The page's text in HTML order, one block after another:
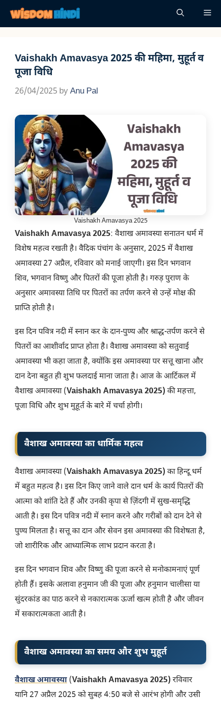
content
Vaishakh Amavasya 2025 की महिमा, मुहूर्त व
पूजा विधि
26/04/2025 byAnu Pal
Vaishakh Amavasya 2025
Vaishakh Amavasya 2025: वैशाख अमावस्या सनातन धर्म में
विशेष महत्व रखती है। वैदिक पंचांग के अनुसार, 2025 में वैशाख
अमावस्या 27 अप्रैल, रविवार को मनाई जाएगी। इस दिन भगवान
शिव, भगवान विष्णु और पितरों की पूजा होती है। गरुड़ पुराण के
अनुसार अमावस्या तिथि पर पितरों का तर्पण करने से उन्हें मोक्ष की
प्राप्ति होती है।
इस दिन पवित्र नदी में स्नान कर के दान-पुण्य और श्राद्ध-तर्पण करने से
पितरों का आशीर्वाद प्राप्त होता है। वैशाख अमावस्या को सतुवाई
अमावस्या भी कहा जाता है, क्योंकि इस अमावस्या पर सत्तू खाना और
दान देना बहुत ही शुभ फलदाई माना जाता है। आज के आर्टिकल में
वैशाख अमावस्या (Vaishakh Amavasya 2025) की महत्ता,
पूजा विधि और शुभ मुहूर्त के बारे में चर्चा होगी।
वैशाख अमावस्या का धार्मिक महत्व
वैशाख अमावस्या (Vaishakh Amavasya 2025) का हिन्दू धर्म
में बहुत महत्व है। इस दिन किए जाने वाले दान धर्म के कार्य पितरों की
आत्मा को शांति देते हैं और उनकी कृपा से ज़िंदगी में सुख-समृद्धि
आती है। इस दिन पवित्र नदी में स्नान करने और गरीबों को दान देने से
पुण्य मिलता है। सत्तू का दान और सेवन इस अमावस्या की विशेषता है,
जो शारीरिक और आध्यात्मिक लाभ प्रदान करता है।
इस दिन भगवान शिव और विष्णु की पूजा करने से मनोकामनाएं पूर्ण
होती हैं। इसके अलावा हनुमान जी की पूजा और हनुमान चालीसा या
सुंदरकांड का पाठ करने से नकारात्मक ऊर्जा खत्म होती है और जीवन
में सकारात्मकता आती है।
वैशाख अमावस्या का समय और शुभ मुहूर्त
वैशाख अमावस्या (Vaishakh Amavasya 2025) रविवार
यानि27 अप्रैल 2025 को सुबह 4:50 बजे से आरंभ होगी और उसी